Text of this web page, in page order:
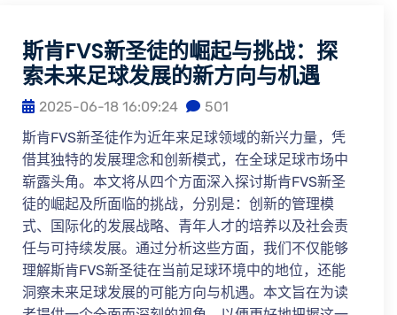
斯肯FVS新圣徒的崛起与挑战：探
索未来足球发展的新方向与机遇
2025-06-18 16:09:24
501
斯肯FVS新圣徒作为近年来足球领域的新兴力量，凭
借其独特的发展理念和创新模式，在全球足球市场中
崭露头角。本文将从四个方面深入探讨斯肯FVS新圣
徒的崛起及所面临的挑战，分别是：创新的管理模
式、国际化的发展战略、青年人才的培养以及社会责
任与可持续发展。通过分析这些方面，我们不仅能够
理解斯肯FVS新圣徒在当前足球环境中的地位，还能
洞察未来足球发展的可能方向与机遇。本文旨在为读